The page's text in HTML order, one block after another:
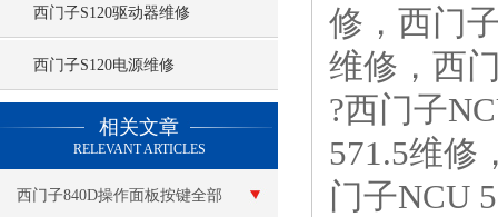
西门子S120驱动器维修
西门子S120电源维修
相关文章
RELEVANT ARTICLES
西门子840D操作面板按键全部
修，西门
维修，西
?西门子
571.5维修
门子NCU